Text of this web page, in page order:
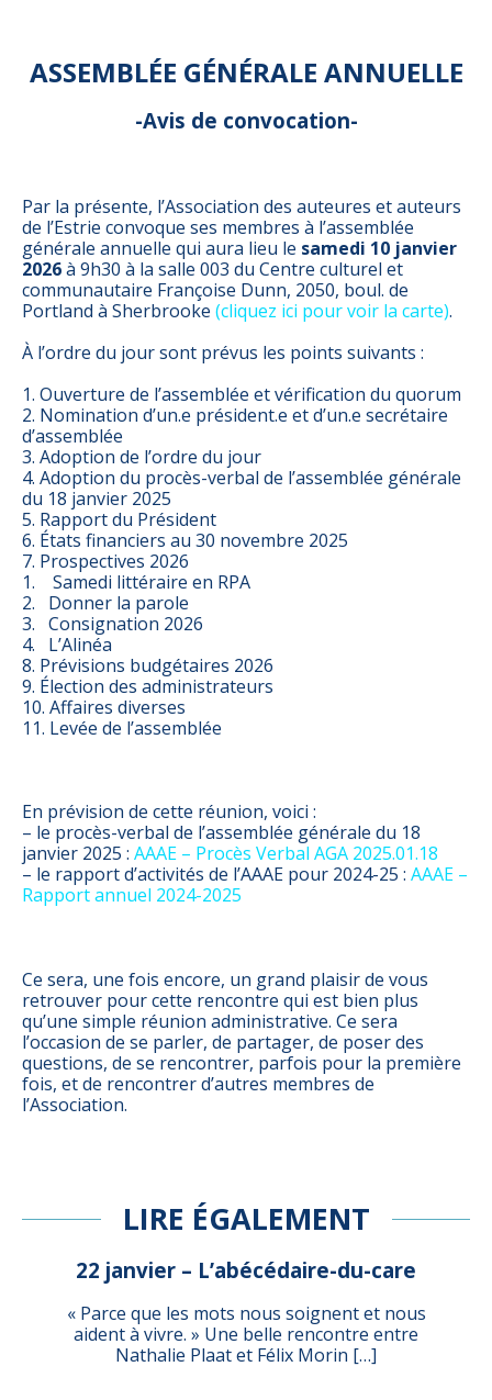
ASSEMBLÉE GÉNÉRALE ANNUELLE
-Avis de convocation-
Par la présente, l’Association des auteures et auteurs
de l’Estrie convoque ses membres à l’assemblée
générale annuelle qui aura lieu le samedi 10 janvier
2026à 9h30 à la salle 003 du Centre culturel et
communautaire Françoise Dunn, 2050, boul. de
Portland à Sherbrooke (cliquez ici pour voir la carte).
À l’ordre du jour sont prévus les points suivants :
1. Ouverture de l’assemblée et vérification du quorum
2. Nomination d’un.e président.e et d’un.e secrétaire
d’assemblée
3. Adoption de l’ordre du jour
4. Adoption du procès-verbal de l’assemblée générale
du 18 janvier 2025
5. Rapport du Président
6. États financiers au 30 novembre 2025
7. Prospectives 2026
1. Samedi littéraire en RPA
2. Donner la parole
3. Consignation 2026
4. L’Alinéa
8. Prévisions budgétaires 2026
9. Élection des administrateurs
10. Affaires diverses
11. Levée de l’assemblée
En prévision de cette réunion, voici :
– le procès-verbal de l’assemblée générale du 18
janvier 2025 : AAAE – Procès Verbal AGA 2025.01.18
– le rapport d’activités de l’AAAE pour 2024-25 : AAAE –
Rapport annuel 2024-2025
Ce sera, une fois encore, un grand plaisir de vous
retrouver pour cette rencontre qui est bien plus
qu’une simple réunion administrative. Ce sera
l’occasion de se parler, de partager, de poser des
questions, de se rencontrer, parfois pour la première
fois, et de rencontrer d’autres membres de
l’Association.
LIRE ÉGALEMENT
22 janvier – L’abécédaire-du-care
« Parce que les mots nous soignent et nous
aident à vivre. » Une belle rencontre entre
Nathalie Plaat et Félix Morin […]